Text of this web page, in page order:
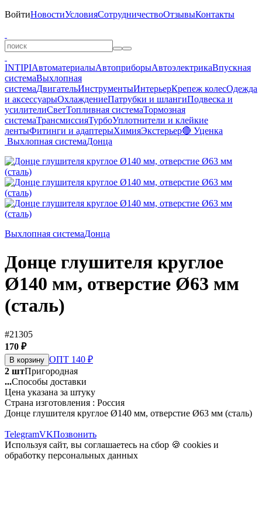
ВойтиНовостиУсловияСотрудничествоОтзывыКонтакты
INTIPIАвтоматериалыАвтоприборыАвтоэлектрикаВпускная
системаВыхлопная
системаДвигательИнструментыИнтерьерКрепеж колесОдежда
и аксессуарыОхлаждениеПатрубки и шлангиПодвеска и
усилителиСветТопливная системаТормозная
системаТрансмиссияТурбоУплотнители и клейкие
лентыФитинги и адаптерыХимияЭкстерьер🔴 Уценка
Выхлопная системаДонца
Выхлопная системаДонца
Донце глушителя круглое
Ø140 мм, отверстие Ø63 мм
(сталь)
#21305
170 ₽
В корзину ОПТ 140 ₽
2 штПригородная
...Способы доставки
Цена указана за штуку
Страна изготовления : Россия
Донце глушителя круглое Ø140 мм, отверстие Ø63 мм (сталь)
TelegramVKПозвонить
Используя сайт, вы соглашаетесь на сбор 🍪 cookies и
обработку персональных данных